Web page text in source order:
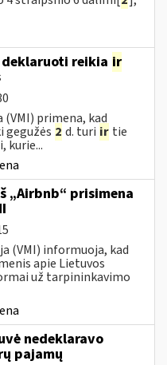
deklaruoti reikia ir
primena, kad
gegužės 2 d. turi ir tie
kurie...
„Airbnb“ prisimena
(VMI) informuoja, kad
apie Lietuvos
už tarpininkavimo
nedeklaravo
pajamų